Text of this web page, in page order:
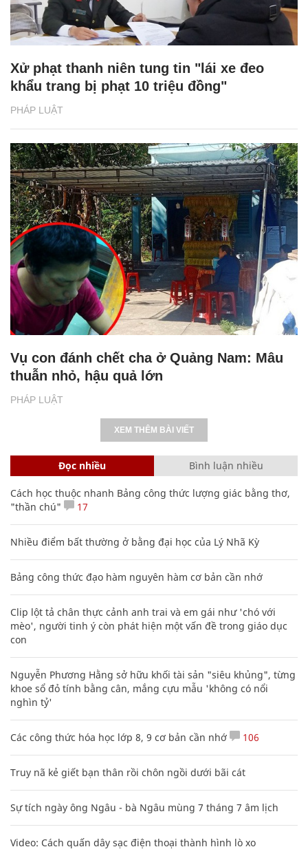
PHÁP LUẬT
Xử phạt thanh niên tung tin "lái xe đeo
khẩu trang bị phạt 10 triệu đồng"
PHÁP LUẬT
Vụ con đánh chết cha ở Quảng Nam: Mâu
thuẫn nhỏ, hậu quả lớn
XEM THÊM BÀI VIẾT
Đọc nhiều Bình luận nhiều
Cách học thuộc nhanh Bảng công thức lượng giác bằng thơ,
"thần chú"
17
Nhiều điểm bất thường ở bằng đại học của Lý Nhã Kỳ
Bảng công thức đạo hàm nguyên hàm cơ bản cần nhớ
Clip lột tả chân thực cảnh anh trai và em gái như 'chó với
mèo', người tinh ý còn phát hiện một vấn đề trong giáo dục
con
Nguyễn Phương Hằng sở hữu khối tài sản "siêu khủng", từng
khoe sổ đỏ tính bằng cân, mắng cựu mẫu 'không có nổi
nghìn tỷ'
Các công thức hóa học lớp 8, 9 cơ bản cần nhớ 106
Truy nã kẻ giết bạn thân rồi chôn ngồi dưới bãi cát
Sự tích ngày ông Ngâu - bà Ngâu mùng 7 tháng 7 âm lịch
Video: Cách quấn dây sạc điện thoại thành hình lò xo